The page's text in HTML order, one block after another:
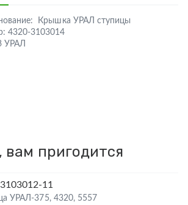
Крышка УРАЛ ступицы
4320-3103014
УРАЛ
пригодится
11
УРАЛ-375, 4320, 5557